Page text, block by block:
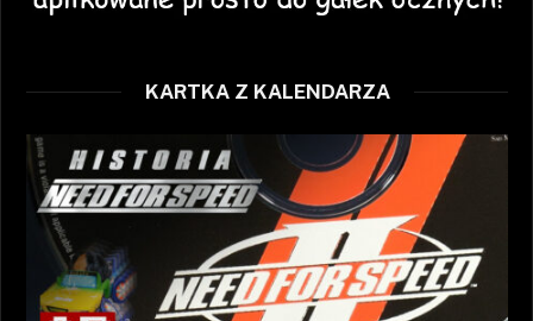
KARTKA Z KALENDARZA